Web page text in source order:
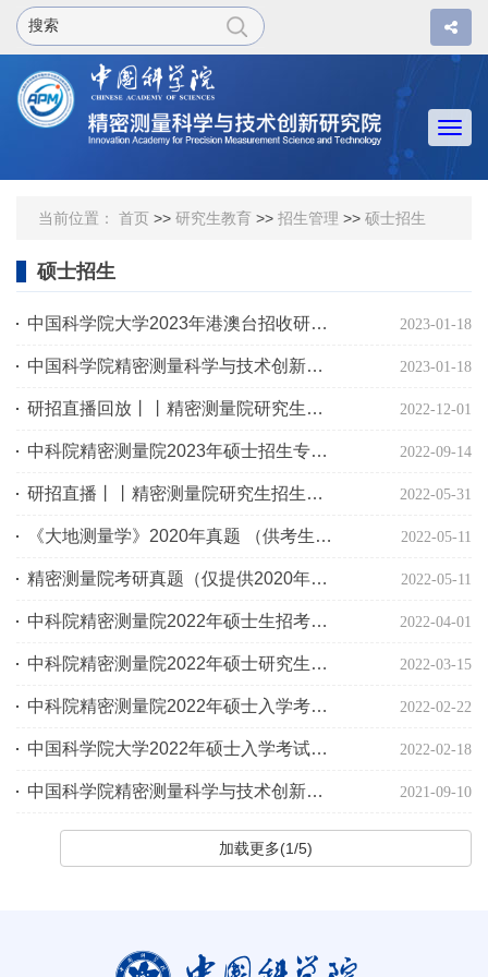
当前位置： 首页 >> 研究生教育 >> 招生管理 >> 硕士招生
硕士招生
中国科学院大学2023年港澳台招收研究生简章 2023-01-18
中国科学院精密测量科学与技术创新研究院2023年港澳台硕士招生目录 2023-01-18
研招直播回放丨丨精密测量院研究生招生宣传回看 2022-12-01
中科院精密测量院2023年硕士招生专业目录 2022-09-14
研招直播丨丨精密测量院研究生招生直播宣讲会来啦！ 2022-05-31
《大地测量学》2020年真题 （供考生参考） 2022-05-11
精密测量院考研真题（仅提供2020年真题） 2022-05-11
中科院精密测量院2022年硕士生招考拟接收调剂专业通知 2022-04-01
中科院精密测量院2022年硕士研究生招生复试规程 2022-03-15
中科院精密测量院2022年硕士入学考试成绩复查公告 2022-02-22
中国科学院大学2022年硕士入学考试初试成绩查询及成绩复查公告 2022-02-18
中国科学院精密测量科学与技术创新研究院2022年硕士招生专业目录 2021-09-10
加载更多(1/5)